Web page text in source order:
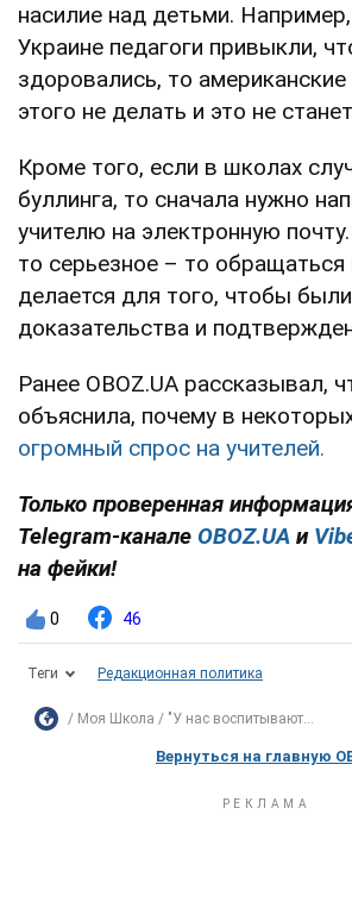
насилие над детьми.
Украине педагоги привыкли,
здоровались, то американские
этого не делать и это не
Кроме того, если в школах
буллинга, то сначала нужно
учителю на электронную
то серьезное – то
делается для того, чтобы были
доказательства и
Ранее OBOZ.UA рассказывал,
объяснила, почему в
огромный спрос на учителей.
Только проверенная
Telegram-канале OBOZ.UA и
на фейки!
0 46
Теги Редакционная политика
Моя Школа "У нас воспитывают...
Вернуться на главную